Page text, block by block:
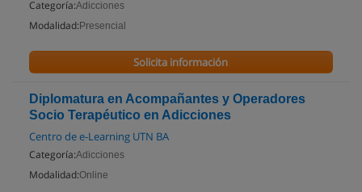
Categoría:Adicciones
Modalidad: Presencial
Solicita información
Diplomatura en Acompañantes y Operadores
Socio Terapéutico en Adicciones
Centro de e-Learning UTN BA
Categoría:Adicciones
Modalidad:Online